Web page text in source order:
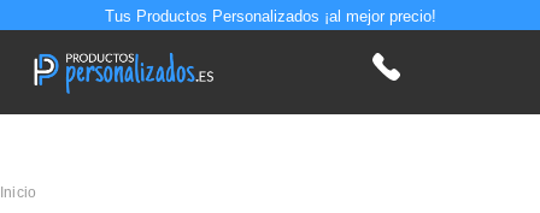
Tus Productos Personalizados ¡al mejor precio!
Inicio